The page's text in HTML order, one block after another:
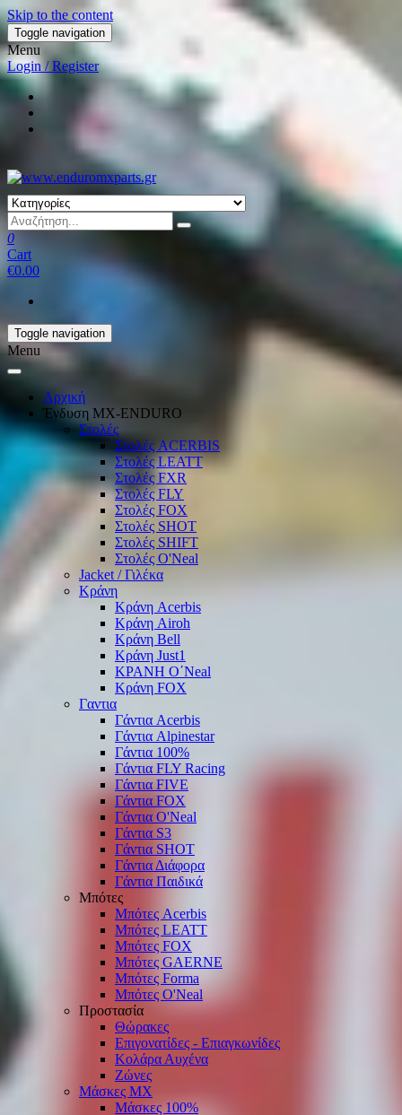
Skip to the content
Toggle navigation
Menu
Login / Register
0
Cart
€0.00
Toggle navigation
Menu
Αρχική
Ένδυση ΜΧ-ΕΝDURO
Στολές
Στολές ACERBIS
Στολές LEATT
Στολές FXR
Στολές FLY
Στολές FOX
Στολές SHOT
Στολές SHIFT
Στολές O'Neal
Jacket / Γιλέκα
Κράνη
Κράνη Acerbis
Κράνη Airoh
Κράνη Bell
Κράνη Just1
ΚΡΑΝΗ O΄Νeal
Κράνη FOX
Γαντια
Γάντια Acerbis
Γάντια Alpinestar
Γάντια 100%
Γάντια FLY Racing
Γάντια FIVE
Γάντια FOX
Γάντια O'Νeal
Γάντια S3
Γάντια SHOT
Γάντια Διάφορα
Γάντια Παιδικά
Μπότες
Μπότες Acerbis
Μπότες LEATT
Μπότες FOX
Μπότες GAERNE
Μπότες Forma
Μπότες O'Neal
Προστασία
Θώρακες
Επιγονατίδες - Επιαγκωνίδες
Κολάρα Αυχένα
Ζώνες
Μάσκες ΜΧ
Μάσκες 100%